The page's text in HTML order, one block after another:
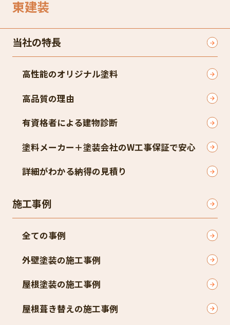
東建装
当社の特長
高性能のオリジナル塗料
高品質の理由
有資格者による建物診断
塗料メーカー＋塗装会社のW工事保証で安心
詳細がわかる納得の見積り
施工事例
全ての事例
外壁塗装の施工事例
屋根塗装の施工事例
屋根葺き替えの施工事例